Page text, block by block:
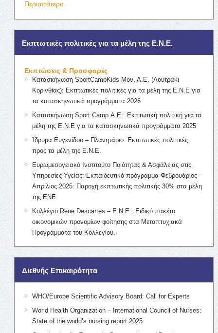
Περισσότερα
Εκπτωτικές πολιτικές για τα μέλη της Ε.Ν.Ε.
Εκπτώσεις & Προσφορές
Κατασκήνωση SportCampKids Μον. Α.Ε. (Λουτράκι
Κορινθίας): Εκπτωτικές πολιτικές για τα μέλη της Ε.Ν.Ε για
τα κατασκηνωτικά προγράμματα 2026
Κατασκήνωση Sport Camp Α.Ε.: Εκπτωτική πολιτική για τα
μέλη της Ε.Ν.Ε για τα κατασκηνωτικά προγράμματα 2025
Ίδρυμα Ευγενίδου – Πλανητάριο: Εκπτωτικές πολιτικές
προς τα μέλη της Ε.Ν.Ε.
Ευρωμεσογειακό Ινστιτούτο Ποιότητας & Ασφάλειας στις
Υπηρεσίες Υγείας: Εκπαιδευτικό πρόγραμμα Φεβρουάριος –
Απρίλιος 2025: Παροχή εκπτωτικής πολιτικής 30% στα μέλη
της ΕΝΕ
Κολλέγιο Rene Descartes – Ε.Ν.Ε.: Ειδικό πακέτο
οικονομικών προνομίων φοίτησης στα Μεταπτυχιακά
Προγράμματα του Κολλεγίου.
Διεθνής Επικαιρότητα
WHO/Europe Scientific Advisory Board: Call for Experts
World Health Organization – International Council of Nurses:
State of the world’s nursing report 2025